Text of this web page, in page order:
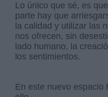
Lo único que sé, es
parte hay que
la calidad y utilizar las
nos ofrecen, sin
lado humano, la
los sentimientos.
En este nuevo espacio